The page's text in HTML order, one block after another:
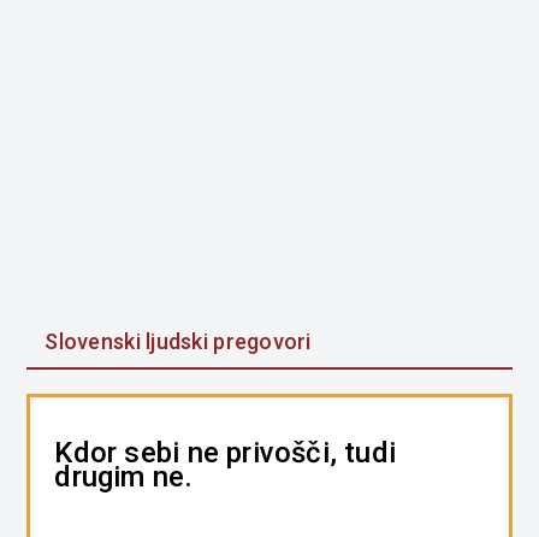
Slovenski ljudski pregovori
Kdor sebi ne privošči, tudi
drugim ne.